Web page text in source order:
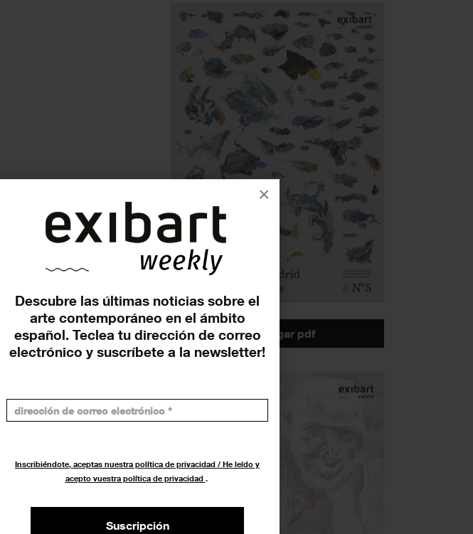
Descubre las últimas noticias sobre el
arte contemporáneo en el ámbito
español. Teclea tu dirección de correo
electrónico y suscríbete a la newsletter!
Inscribiéndote, aceptas nuestra política de privacidad / He leído y
acepto vuestra política de privacidad .
Suscripción
×
descargar pdf